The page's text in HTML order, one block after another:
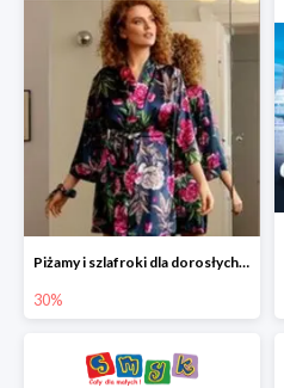
Piżamy i szlafroki dla dorosłych w Smyku do -30%
30%